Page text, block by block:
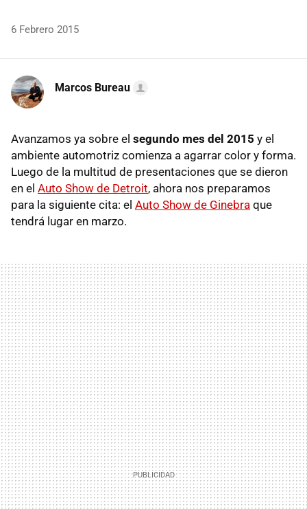
6 Febrero 2015
Marcos Bureau
Avanzamos ya sobre el segundo mes del 2015 y el
ambiente automotriz comienza a agarrar color y forma.
Luego de la multitud de presentaciones que se dieron
en el Auto Show de Detroit, ahora nos preparamos
para la siguiente cita: el Auto Show de Ginebra que
tendrá lugar en marzo.